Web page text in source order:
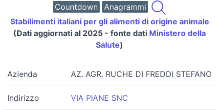
Countdown
Anagrammi
Stabilimenti italiani per gli alimenti di origine animale
(Dati aggiornati al 2025 - fonte dati Ministero della
Salute)
Azienda AZ. AGR. RUCHE DI FREDDI STEFANO
Indirizzo VIA PIANE SNC